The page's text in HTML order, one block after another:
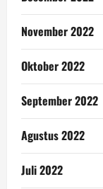
November 2022
Oktober 2022
September 2022
Agustus 2022
Juli 2022